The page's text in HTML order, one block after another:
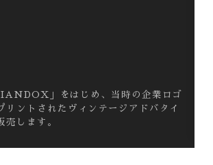
」をはじめ、当時の企業ロゴ
リントされたヴィンテージアドバタイ
売します。